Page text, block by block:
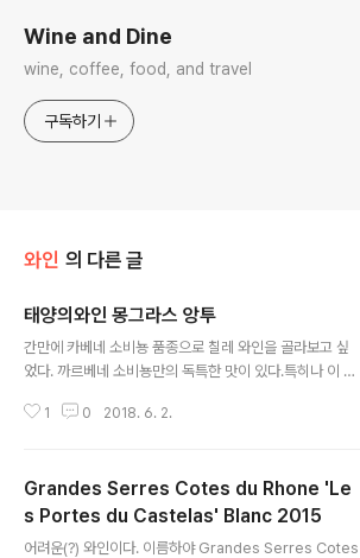
Wine and Dine
wine, coffee, food, and travel
구독하기
와인 의 다른 글
태양의와인 몽그라스 앙투
간만에 카베네 소비뇽 품종으로 칠레 와인을 골라보고 싶
었다. 까르베네 소비뇽만의 독특한 맛이 있다.특히나 이 녀
브되고 있는 퀄리티 있는 놈. 오픈해서 바로 테이스팅 해보
어울러져 있고, 단단한 구조감이 느껴진다. (좀 오랫동안 오
픈하고 마셔도 좋다)
1 0 2018. 6. 2.
Grandes Serres Cotes du Rhone 'Le
s Portes du Castelas' Blanc 2015
어려운(?) 와인이다. 이름하야 Grandes Serres Cotes